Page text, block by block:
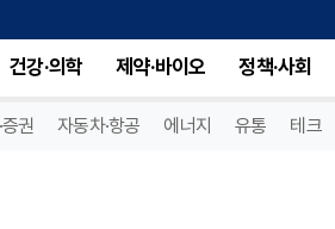
건강·의학 제약·바이오 정책·사회
증권 자동차·항공 에너지 유통 테크